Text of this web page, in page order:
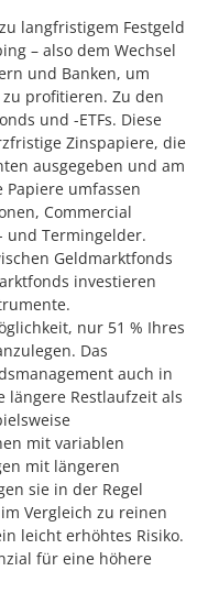
langfristigem Festgeld
– also dem Wechsel
und Banken, um
profitieren. Zu den
und -ETFs. Diese
Zinspapiere, die
ausgegeben und am
Papiere umfassen
Commercial
und Termingelder.
Geldmarktfonds
investieren
nur 51 % Ihres
Das
auch in
Restlaufzeit als
mit variablen
mit längeren
sie in der Regel
Vergleich zu reinen
leicht erhöhtes Risiko.
für eine höhere